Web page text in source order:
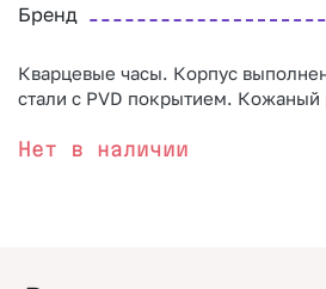
Бренд
Кварцевые часы. Корпус
стали с PVD покрытием.
Нет в наличии